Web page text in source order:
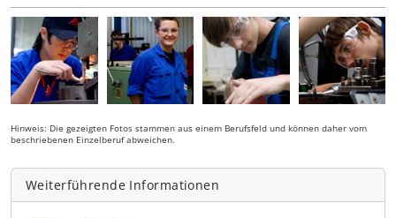
Hinweis: Die gezeigten Fotos stammen aus einem Berufsfeld und können daher vom
beschriebenen Einzelberuf abweichen.
Weiterführende Informationen